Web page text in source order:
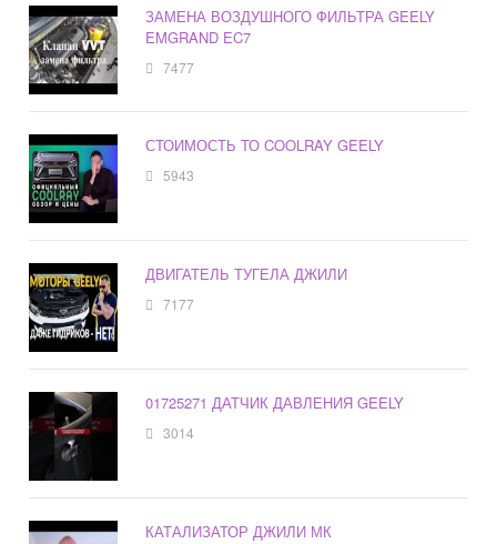
ЗАМЕНА ВОЗДУШНОГО ФИЛЬТРА GEELY
EMGRAND EC7
7477
СТОИМОСТЬ ТО COOLRAY GEELY
5943
ДВИГАТЕЛЬ ТУГЕЛА ДЖИЛИ
7177
01725271 ДАТЧИК ДАВЛЕНИЯ GEELY
3014
КАТАЛИЗАТОР ДЖИЛИ МК